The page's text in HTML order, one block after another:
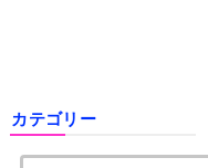
カテゴリー